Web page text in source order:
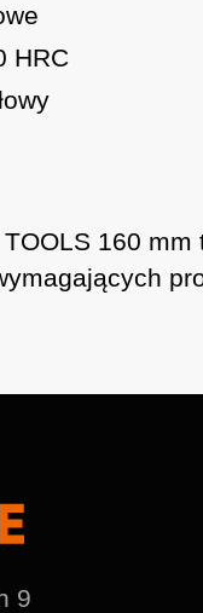
HRC
160
9